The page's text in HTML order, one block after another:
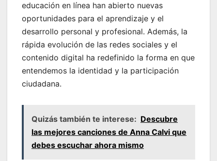
educación en línea han abierto nuevas
oportunidades para el aprendizaje y el
desarrollo personal y profesional. Además, la
rápida evolución de las redes sociales y el
contenido digital ha redefinido la forma en que
entendemos la identidad y la participación
ciudadana.
Quizás también te interese: Descubre
las mejores canciones de Anna Calvi que
debes escuchar ahora mismo